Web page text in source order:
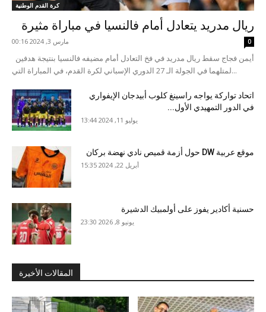
كرة القدم الوطنية
ريال مدريد يتعادل أمام فالنسيا في مباراة مثيرة
مارس 3, 2024 00:16 0
لمتلهما في الجولة الـ 27 الدوري الإسباني لكرة القدم، في المباراة التي...
اتحاد تواركة يواجه راسينغ كلوب أبيدجان الإيفواري
في الدور التمهيدي الأول...
يوليو 11, 2024 13:44
‏موقع ⁦‪DW عربية‬⁩ حول أزمة قميص نادي نهضة بركان
أبريل 22, 2024 15:35
حسنية أكادير يفوز على أولمبيك الدشيرة
يونيو 8, 2026 23:30
المقالات الأخيرة